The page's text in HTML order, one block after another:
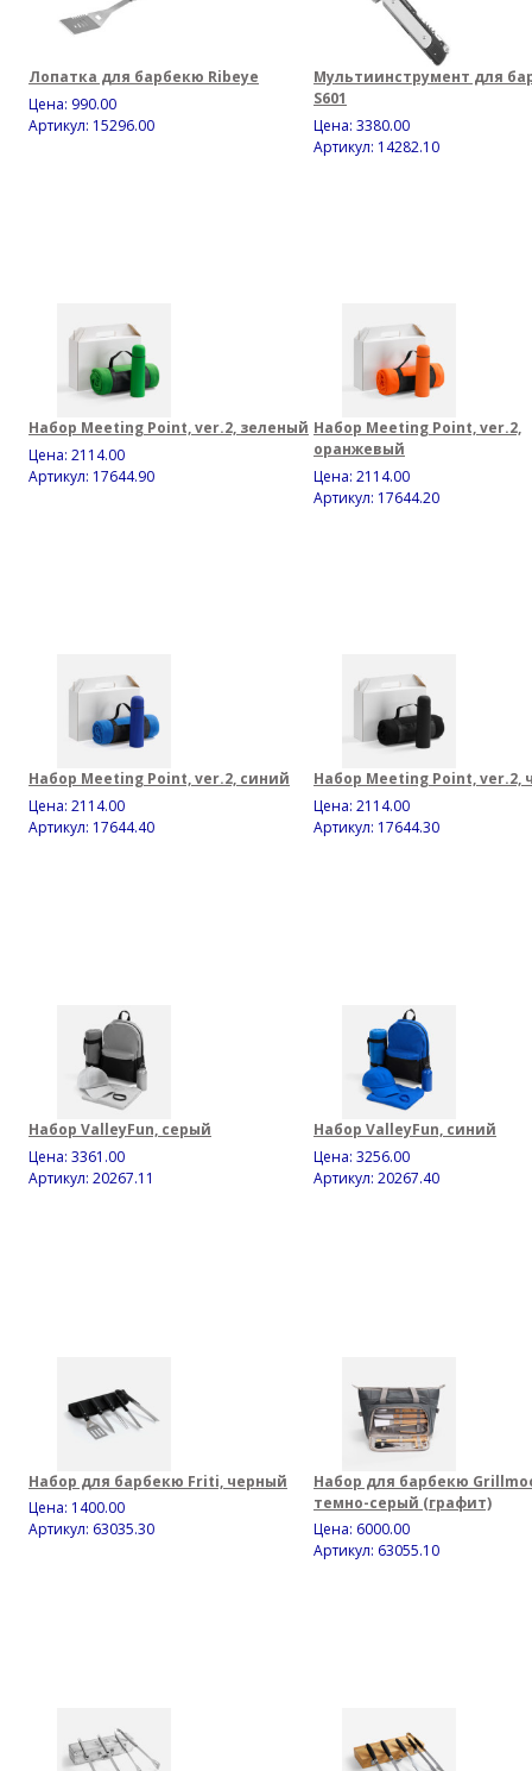
Лопатка для барбекю Ribeye
Цена: 990.00
Артикул: 15296.00
Мультиинструмент для
S601
Цена: 3380.00
Артикул: 14282.10
Набор Meeting Point, ver.2, зеленый
Цена: 2114.00
Артикул: 17644.90
Набор Meeting Point, ver.2,
оранжевый
Цена: 2114.00
Артикул: 17644.20
Набор Meeting Point, ver.2, синий
Цена: 2114.00
Артикул: 17644.40
Набор Meeting Point, ver.2,
Цена: 2114.00
Артикул: 17644.30
Набор ValleyFun, серый
Цена: 3361.00
Артикул: 20267.11
Набор ValleyFun, синий
Цена: 3256.00
Артикул: 20267.40
Набор для барбекю Friti, черный
Цена: 1400.00
Артикул: 63035.30
Набор для барбекю
темно-серый (графит)
Цена: 6000.00
Артикул: 63055.10